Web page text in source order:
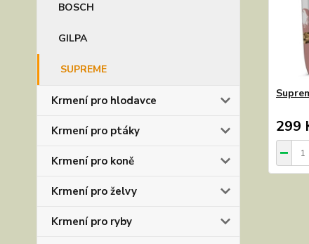
BOSCH
GILPA
SUPREME
Krmení pro hlodavce
Krmení pro ptáky
Krmení pro koně
Krmení pro želvy
Krmení pro ryby
299